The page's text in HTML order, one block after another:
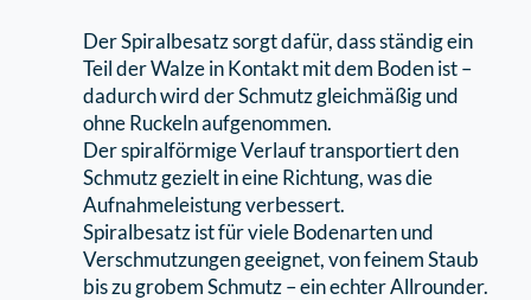
Der Spiralbesatz sorgt dafür, dass ständig ein
Teil der Walze in Kontakt mit dem Boden ist –
dadurch wird der Schmutz gleichmäßig und
ohne Ruckeln aufgenommen.
Der spiralförmige Verlauf transportiert den
Schmutz gezielt in eine Richtung, was die
Aufnahmeleistung verbessert.
Spiralbesatz ist für viele Bodenarten und
Verschmutzungen geeignet, von feinem Staub
bis zu grobem Schmutz – ein echter Allrounder.